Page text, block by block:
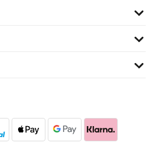
VALUTAZIONE VERIFICATA
strandkorb and bought this following a
by friends and neighbours. It
and it wasn't difficult to follow the pictorial
the "cuddle cushions" were missing so
who replied straight away that they would
They did, but were unable to supply the
to cover the cost of replacements. I
their service. I also ordered a cover for it,
withstand a wet and snowy British